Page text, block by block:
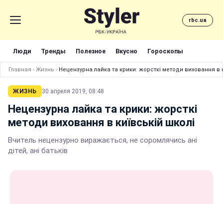
rbc.ua
Люди Тренды Полезное Вкусно Гороскопы
Главная › Жизнь › Нецензурна лайка та крики: жорсткі методи виховання в
ЖИЗНЬ 30 апреля 2019, 08:48
Нецензурна лайка та крики: жорсткі
методи виховання в київській школі
Вчитель нецензурно виражається, не соромлячись ані
дітей, ані батьків